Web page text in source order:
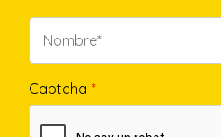
Captcha *